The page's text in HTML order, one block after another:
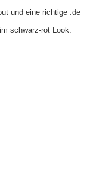
und eine richtige .de
schwarz-rot Look.